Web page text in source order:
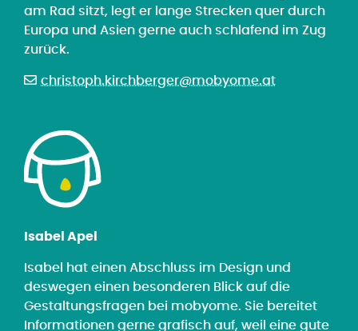
am Rad sitzt, legt er lange Strecken quer durch
Europa und Asien gerne auch schlafend im Zug
zurück.
christoph.kirchberger@mobyome.at
Isabel Apel
Isabel hat einen Abschluss im Design und
deswegen einen besonderen Blick auf die
Gestaltungsfragen bei mobyome. Sie bereitet
Informationen gerne grafisch auf, weil eine gute